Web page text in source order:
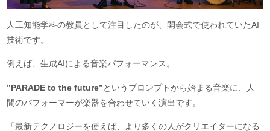
人工知能学科の教員として注目したのが、開会式で使われていたAI
技術です。
例えば、生成AIによる音楽パフォーマンス。
”PARADE to the future”というプロンプトから始まる音楽に、人
間のパフォーマーが楽器を合わせていく演出です。
「最新テクノロジーを使えば、より多くの人がクリエイターになる